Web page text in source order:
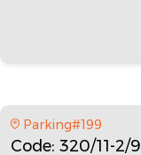
Parking#199
Code: 320/11-2/9